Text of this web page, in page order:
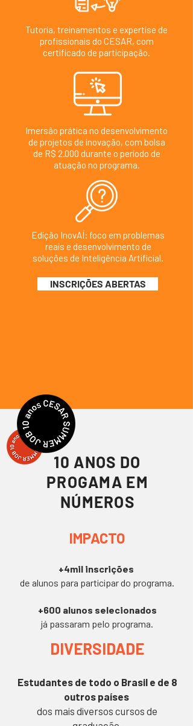
Tutoria, treinamentos e expertise de
profissionais do CESAR, com
certificado de participação.
Imersão prática no desenvolvimento
de projetos de inovação, com bolsa
de R$ 2.000 durante o período de
atuação no programa.
Edição InovAÍ: foco em problemas
reais e desenvolvimento de
soluções de Inteligência Artificial.
INSCRIÇÕES ABERTAS
10 ANOS DO
PROGAMA EM
NÚMEROS
IMPACTO
+4mil inscrições
de alunos para participar do programa.
+600 alunos selecionados
já passaram pelo programa.
DIVERSIDADE
Estudantes de todo o Brasil e de 8
outros países
dos mais diversos cursos de